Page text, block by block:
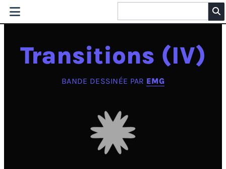
Transitions (IV)
BANDE DESSINÉE PAR EMG